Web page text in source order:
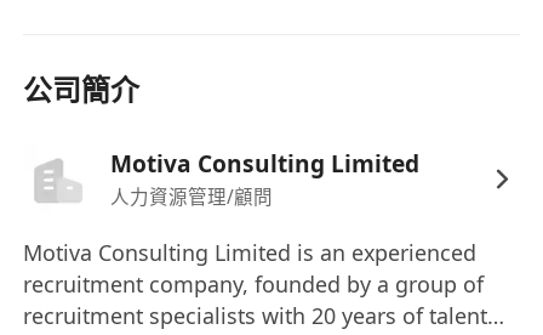
公司簡介
Motiva Consulting Limited
人力資源管理/顧問
Motiva Consulting Limited is an experienced
recruitment company, founded by a group of
recruitment specialists with 20 years of talent